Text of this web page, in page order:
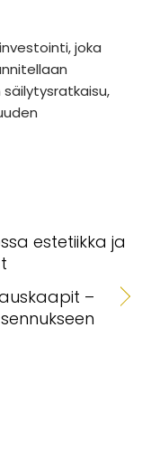
joka
estetiikka ja
–